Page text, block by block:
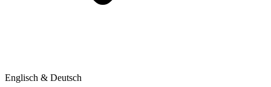
Englisch & Deutsch